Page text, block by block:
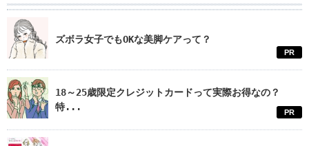
ズボラ女子でもOKな美脚ケアって？
PR
18～25歳限定クレジットカードって実際お得なの？
特...
PR